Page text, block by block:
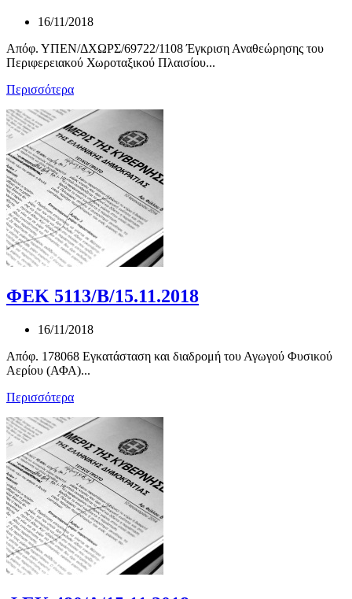
16/11/2018
Απόφ. ΥΠΕΝ/ΔΧΩΡΣ/69722/1108 Έγκριση Αναθεώρησης του
Περιφερειακού Χωροταξικού Πλαισίου...
Περισσότερα
ΦΕΚ 5113/Β/15.11.2018
16/11/2018
Απόφ. 178068 Εγκατάσταση και διαδρομή του Αγωγού Φυσικού
Αερίου (ΑΦΑ)...
Περισσότερα